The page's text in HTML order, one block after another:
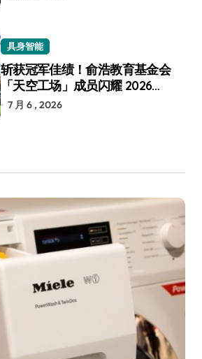
具身智能
斩获冠军佳绩！俞浩教育基金会
「天空工场」成员闪耀 2026
RoboCup 机器人世界杯
7 月 6 , 2026